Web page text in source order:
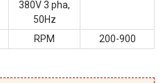
380V 3 pha,
50Hz
RPM 200-900